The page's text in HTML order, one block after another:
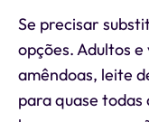
Se precisar
opções. Adultos
amêndoas, leite
para quase todas